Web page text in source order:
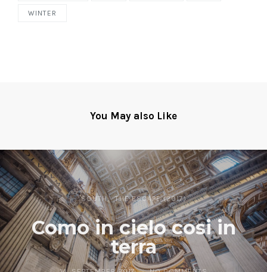
WINTER
You May also Like
SOUTH THE ESCAPE (2017)
Como in cielo cosi in
terra